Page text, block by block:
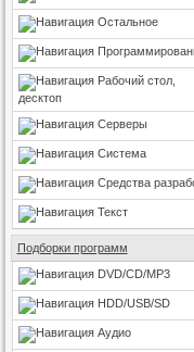
Остальное
Рабочий стол,
десктоп
Серверы
Система
Средства
Текст
Подборки программ
DVD/CD/MP3
HDD/USB/SD
Аудио